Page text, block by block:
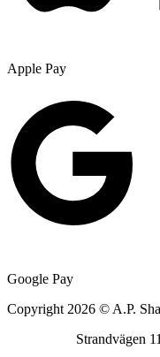
Apple Pay
Google Pay
Copyright 2026 © A.P.
Strandvägen